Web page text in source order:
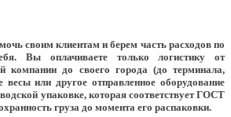
своим клиентам и берем часть расходов по
Вы оплачиваете только логистику от
компании до своего города (до терминала,
или другое отправленное оборудование
упаковке, которая соответствует ГОСТ
груза до момента его распаковки.